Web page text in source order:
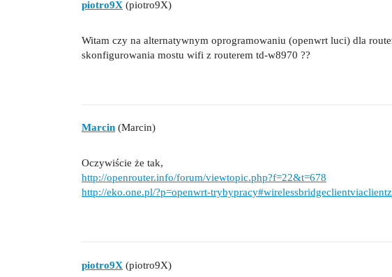
piotro9X (piotro9X)
Witam czy na alternatywnym oprogramowaniu (openwrt luci) dla
skonfigurowania mostu wifi z routerem td-w8970 ??
Marcin (Marcin)
Oczywiście że tak,
http://openrouter.info/forum/viewtopic.php?f=22&t=678
http://eko.one.pl/?p=openwrt-
piotro9X (piotro9X)